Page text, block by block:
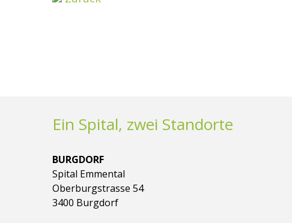
Ein Spital, zwei Standorte
BURGDORF
Spital Emmental
Oberburgstrasse 54
3400 Burgdorf